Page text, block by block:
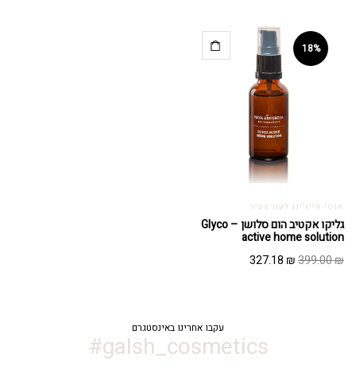
296.00 ₪.
242.72 ₪.
18%
אנטי אייג'ינג לעור צעיר
גליקו אקטיב הום סלושן – Glyco
active home solution
399.00₪
המחיר327.18 ₪
המחיר
עקבו אחרינו באינסטגרם
galsh_cosmetics#